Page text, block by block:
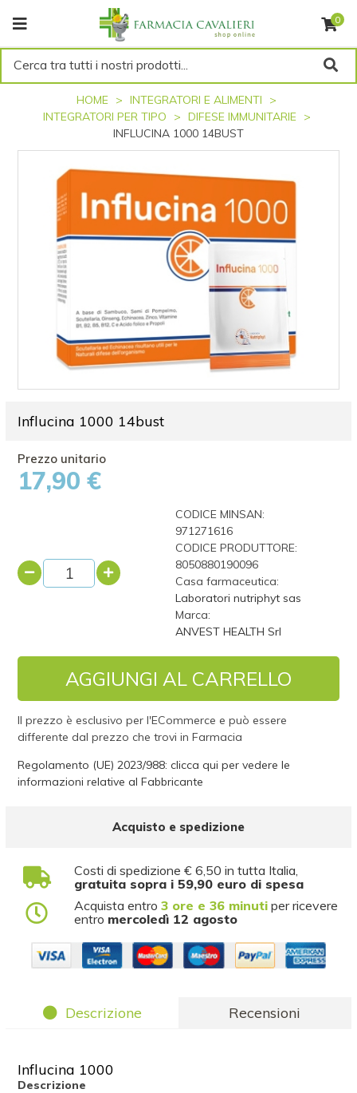
0
Cerca tra tutti i nostri prodotti...
HOME
INTEGRATORI E ALIMENTI
INTEGRATORI PER TIPO
DIFESE IMMUNITARIE
INFLUCINA 1000 14BUST
Influcina 1000 14bust
17,90 €
CODICE MINSAN:
971271616
CODICE PRODUTTORE:
8050880190096
Casa farmaceutica:
Laboratori nutriphyt sas
Marca:
ANVEST HEALTH Srl
AGGIUNGI AL CARRELLO
Il prezzo è esclusivo per l'ECommerce e può essere
differente dal prezzo che trovi in Farmacia
Regolamento (UE) 2023/988: clicca qui per vedere le
informazioni relative al Fabbricante
Acquisto e spedizione
Costi di spedizione € 6,50 in tutta Italia,
gratuita sopra i 59,90 euro di spesa
Acquista entro3 ore e 36 minuti per ricevere
entro mercoledì 12 agosto
Descrizione Recensioni
Influcina 1000
Descrizione